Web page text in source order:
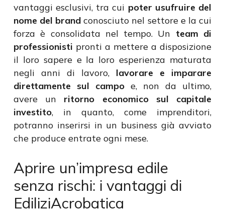
vantaggi esclusivi, tra cui poter usufruire del
nome del brandconosciuto nel settore e la cui
forza è consolidata nel tempo. Un team di
professionisti pronti a mettere a disposizione
il loro sapere e la loro esperienza maturata
negli anni di lavoro, lavorare e imparare
direttamente sul campoe, non da ultimo,
avere un ritorno economico sul capitale
investito, in quanto, come imprenditori,
potranno inserirsi in un business già avviato
che produce entrate ogni mese.
Aprire un’impresa edile
senza rischi: i vantaggi di
EdiliziAcrobatica